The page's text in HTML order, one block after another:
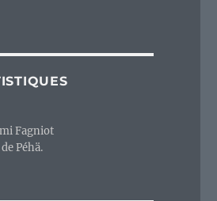
Fagniot
Péhä.